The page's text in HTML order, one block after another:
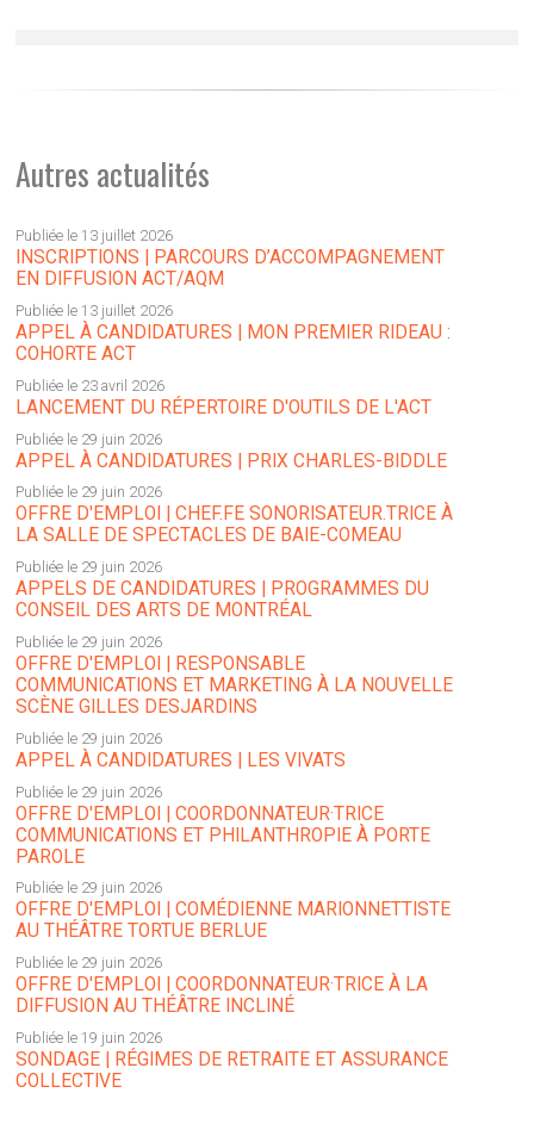
Autres actualités
Publiée le 13 juillet 2026
INSCRIPTIONS | PARCOURS D’ACCOMPAGNEMENT
EN DIFFUSION ACT/AQM
Publiée le 13 juillet 2026
APPEL À CANDIDATURES | MON PREMIER RIDEAU :
COHORTE ACT
Publiée le 23 avril 2026
LANCEMENT DU RÉPERTOIRE D'OUTILS DE L'ACT
Publiée le 29 juin 2026
APPEL À CANDIDATURES | PRIX CHARLES-BIDDLE
Publiée le 29 juin 2026
OFFRE D'EMPLOI | CHEF.FE SONORISATEUR.TRICE À
LA SALLE DE SPECTACLES DE BAIE-COMEAU
Publiée le 29 juin 2026
APPELS DE CANDIDATURES | PROGRAMMES DU
CONSEIL DES ARTS DE MONTRÉAL
Publiée le 29 juin 2026
OFFRE D'EMPLOI | RESPONSABLE
COMMUNICATIONS ET MARKETING À LA NOUVELLE
SCÈNE GILLES DESJARDINS
Publiée le 29 juin 2026
APPEL À CANDIDATURES | LES VIVATS
Publiée le 29 juin 2026
OFFRE D'EMPLOI | COORDONNATEUR·TRICE
COMMUNICATIONS ET PHILANTHROPIE À PORTE
PAROLE
Publiée le 29 juin 2026
OFFRE D'EMPLOI | COMÉDIENNE MARIONNETTISTE
AU THÉÂTRE TORTUE BERLUE
Publiée le 29 juin 2026
OFFRE D'EMPLOI | COORDONNATEUR·TRICE À LA
DIFFUSION AU THÉÂTRE INCLINÉ
Publiée le 19 juin 2026
SONDAGE | RÉGIMES DE RETRAITE ET ASSURANCE
COLLECTIVE